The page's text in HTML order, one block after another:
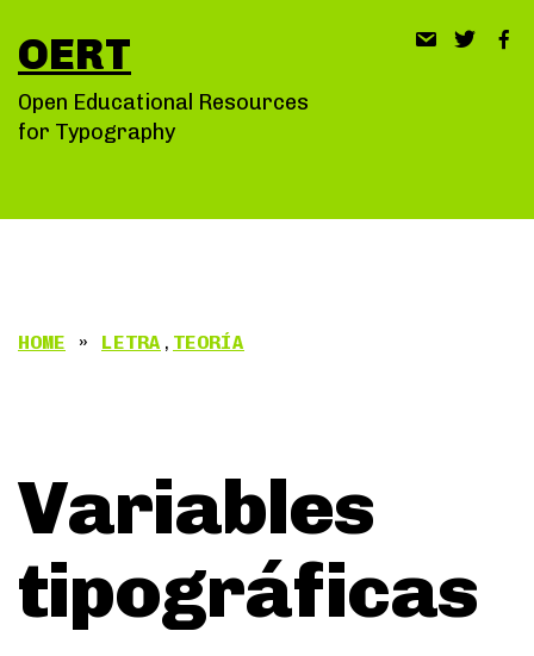
al
contenido
OERT
Open Educational Resources
for Typography
HOME » LETRA , TEORÍA
Variables
tipográficas